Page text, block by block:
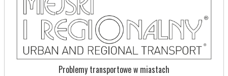
Problemy transportowe w miastach